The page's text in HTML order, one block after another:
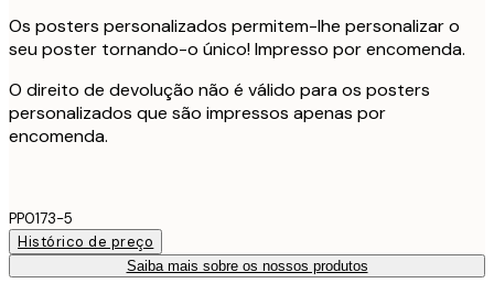
Os posters personalizados permitem-lhe personalizar o
seu poster tornando-o único! Impresso por encomenda.
O direito de devolução não é válido para os posters
personalizados que são impressos apenas por
encomenda.
PP0173-5
Histórico de preço
Saiba mais sobre os nossos produtos